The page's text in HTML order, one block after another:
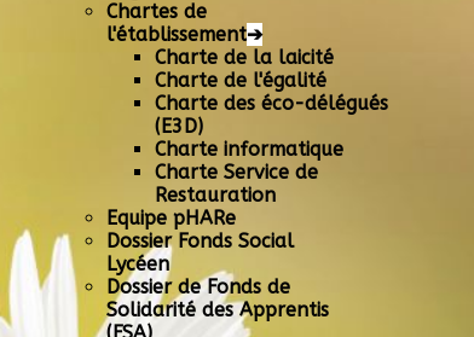
Chartes de
l'établissement➔
Charte de la laicité
Charte de l'égalité
Charte des éco-délégués
(E3D)
Charte informatique
Charte Service de
Restauration
Equipe pHARe
Dossier Fonds Social
Lycéen
Dossier de Fonds de
Solidarité des Apprentis